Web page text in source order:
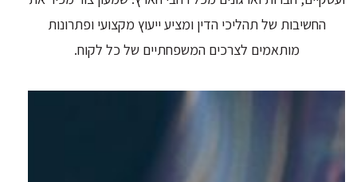
החשיבות של תהליכי הדין ומציע ייעוץ מקצועי ופתרונות
מותאמים לצרכים המשפחתיים של כל לקוח.